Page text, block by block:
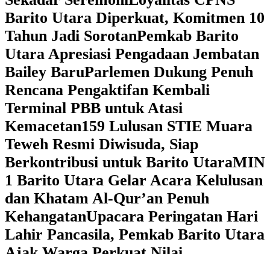
Barito Utara Diperkuat, Komitmen 10
Tahun Jadi SorotanPemkab Barito
Utara Apresiasi Pengadaan Jembatan
Bailey BaruParlemen Dukung Penuh
Rencana Pengaktifan Kembali
Terminal PBB untuk Atasi
Kemacetan159 Lulusan STIE Muara
Teweh Resmi Diwisuda, Siap
Berkontribusi untuk Barito UtaraMIN
1 Barito Utara Gelar Acara Kelulusan
dan Khatam Al-Qur’an Penuh
KehangatanUpacara Peringatan Hari
Lahir Pancasila, Pemkab Barito Utara